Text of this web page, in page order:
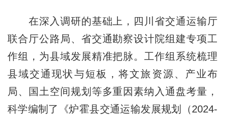
在深入调研的基础上，四川省交通运输厅
联合厅公路局、省交通勘察设计院组建专项工
作组，为县域发展精准把脉。工作组系统梳理
县域交通现状与短板，将文旅资源、产业布
局、国土空间规划等多重因素纳入通盘考量，
科学编制了《炉霍县交通运输发展规划（2024-